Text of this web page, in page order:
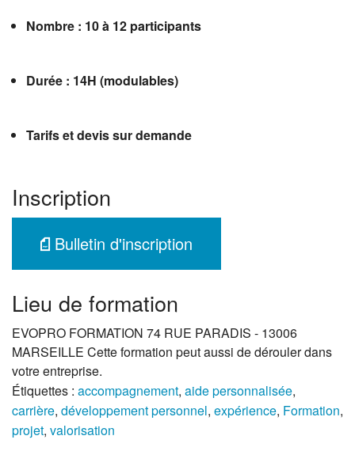
Nombre : 10 à 12 participants
Durée : 14H (modulables)
Tarifs et devis sur demande
Inscription
Bulletin d'inscription
Lieu de formation
EVOPRO FORMATION 74 RUE PARADIS - 13006
MARSEILLE Cette formation peut aussi de dérouler dans
votre entreprise.
Étiquettes : accompagnement, aide personnalisée,
carrière, développement personnel, expérience, Formation,
projet, valorisation